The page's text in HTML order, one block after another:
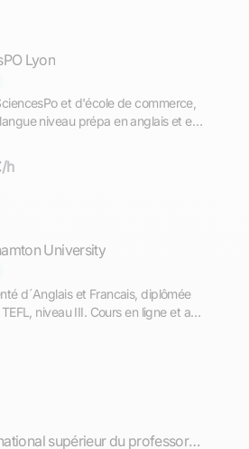
Lyon
et d'école de commerce,
niveau prépa en anglais et en
jusqu'en terminale. En présentiel
/h
University
d´Anglais et Francais, diplômée
niveau III. Cours en ligne et au
Institut national supérieur du professorat et de l'éducation (INSPÉ) - Académie de Lyon